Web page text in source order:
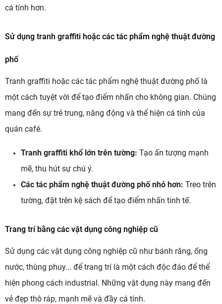
cá tính hơn.
Sử dụng tranh graffiti hoặc các tác phẩm nghệ thuật đường
phố
Tranh graffiti hoặc các tác phẩm nghệ thuật đường phố là
một cách tuyệt vời để tạo điểm nhấn cho không gian. Chúng
mang đến sự trẻ trung, năng động và thể hiện cá tính của
quán café.
Tranh graffiti khổ lớn trên tường: Tạo ấn tượng mạnh
mẽ, thu hút sự chú ý.
Các tác phẩm nghệ thuật đường phố nhỏ hơn: Treo trên
tường, đặt trên kệ sách để tạo điểm nhấn tinh tế.
Trang trí bằng các vật dụng công nghiệp cũ
Sử dụng các vật dụng công nghiệp cũ như bánh răng, ống
nước, thùng phuy... để trang trí là một cách độc đáo để thể
hiện phong cách industrial. Những vật dụng này mang đến
vẻ đẹp thô ráp, mạnh mẽ và đầy cá tính.